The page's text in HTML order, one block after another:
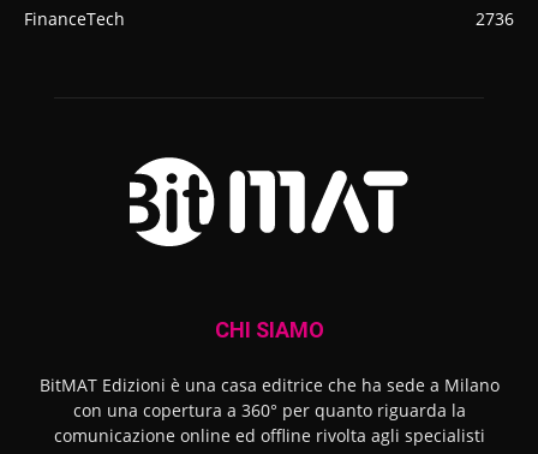
FinanceTech
2736
CHI SIAMO
BitMAT Edizioni è una casa editrice che ha sede a Milano
con una copertura a 360° per quanto riguarda la
comunicazione online ed offline rivolta agli specialisti